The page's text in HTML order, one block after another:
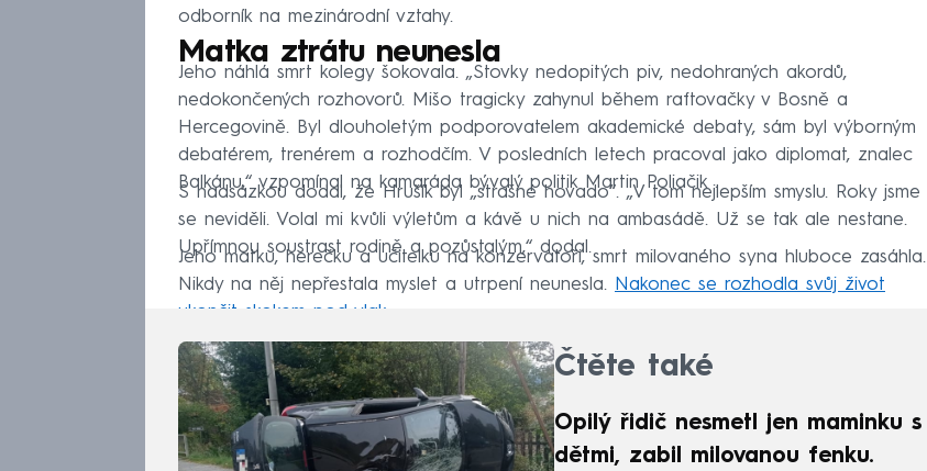
odborník na mezinárodní vztahy.
Matka ztrátu neunesla
Jeho náhlá smrt kolegy šokovala. „Stovky nedopitých piv, nedohraných akordů,
nedokončených rozhovorů. Mišo tragicky zahynul během raftovačky v Bosně a
Hercegovině. Byl dlouholetým podporovatelem akademické debaty, sám byl výborným
debatérem, trenérem a rozhodčím. V posledních letech pracoval jako diplomat, znalec
Balkánu,“ vzpomínal na kamaráda bývalý politik Martin Poliačik .
S nadsázkou dodal, že Hrušík byl „strašné hovado“. „V tom nejlepším smyslu. Roky jsme
se neviděli. Volal mi kvůli výletům a kávě u nich na ambasádě. Už se tak ale nestane.
Upřímnou soustrast rodině a pozůstalým,“ dodal.
Jeho matku, herečku a učitelku na konzervatoři, smrt milovaného syna hluboce zasáhla.
Nikdy na něj nepřestala myslet a utrpení neunesla. Nakonec se rozhodla svůj život
ukončit skokem pod vlak.
Čtěte také
Opilý řidič nesmetl jen maminku s
dětmi, zabil milovanou fenku.